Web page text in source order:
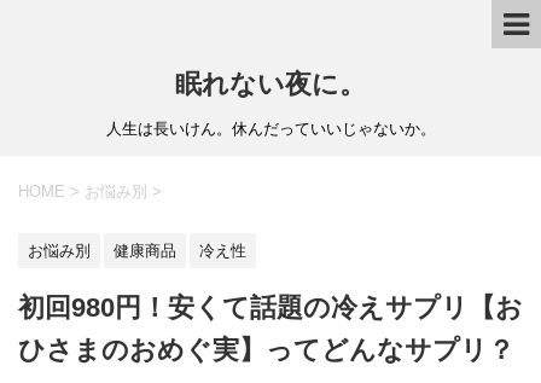
眠れない夜に。
人生は長いけん。休んだっていいじゃないか。
HOME > お悩み別 >
お悩み別 健康商品 冷え性
初回980円！安くて話題の冷えサプリ【お
ひさまのおめぐ実】ってどんなサプリ？